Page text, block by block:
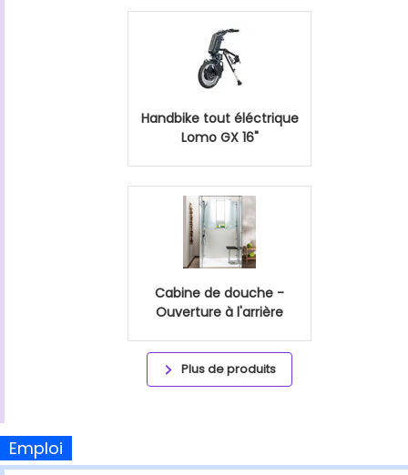
Handbike tout éléctrique
Lomo GX 16"
Cabine de douche -
Ouverture à l'arrière
Plus de produits
Emploi